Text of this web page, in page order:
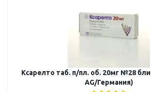
Ксарелто таб. п/пл. об. 20мг №28
AG/Германия)